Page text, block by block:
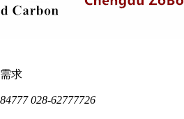
求
028-62777726